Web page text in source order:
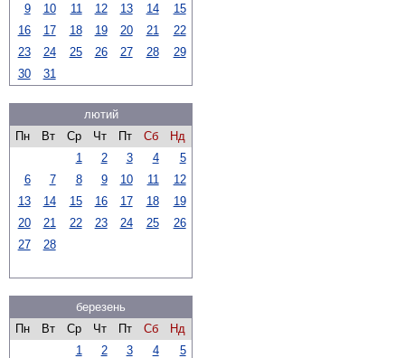
9
10 11 12 13 14
15
16
17 18 19 20 21
22
23
24 25 26 27 28
29
30
31
лютий
Пн
Вт Ср Чт Пт Сб
Нд
1
2 3 4
5
6
7 8 9 10 11
12
13
14 15 16 17 18
19
20
21 22 23 24 25
26
27
28
березень
Пн
Вт Ср Чт Пт Сб
Нд
1
2 3 4
5